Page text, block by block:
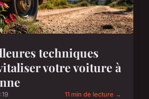
techniques
votre voiture à
11 min de lecture →